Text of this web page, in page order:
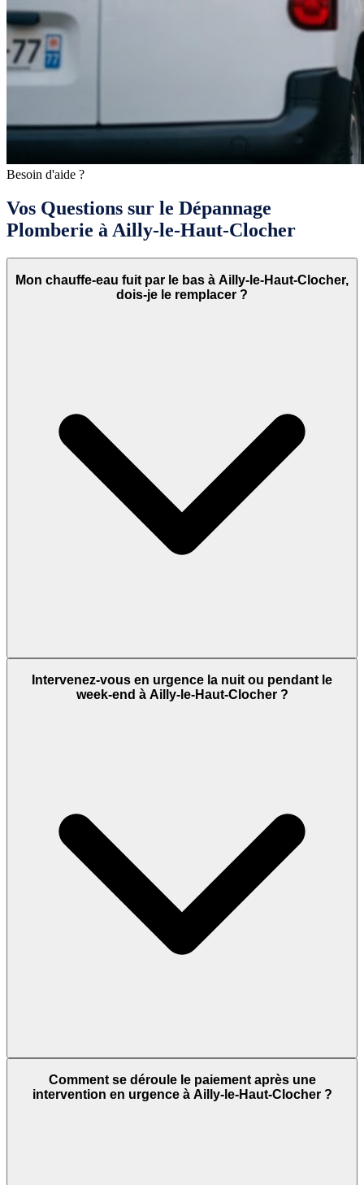
Besoin d'aide ?
Vos Questions sur le Dépannage
Plomberie à Ailly-le-Haut-Clocher
Mon chauffe-eau fuit par le bas à Ailly-le-Haut-Clocher,
dois-je le remplacer ?
Intervenez-vous en urgence la nuit ou pendant le
week-end à Ailly-le-Haut-Clocher ?
Comment se déroule le paiement après une
intervention en urgence à Ailly-le-Haut-Clocher ?